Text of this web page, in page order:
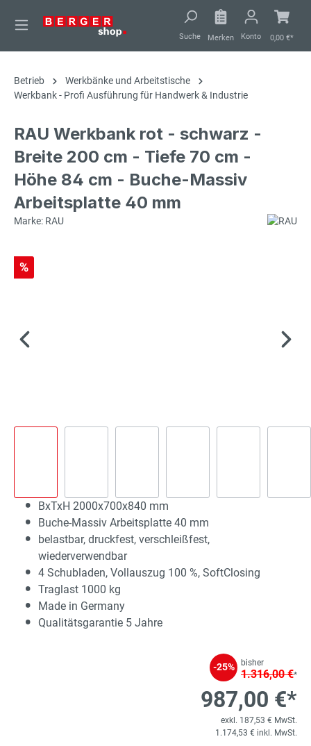
springen
Suche Merken Konto 0,00 €*
Betrieb
Werkbänke und Arbeitstische
Werkbank - Profi Ausführung für Handwerk & Industrie
RAU Werkbank rot - schwarz -
Breite 200 cm - Tiefe 70 cm -
Höhe 84 cm - Buche-Massiv
Arbeitsplatte 40 mm
Marke: RAU
%
BxTxH 2000x700x840 mm
Buche-Massiv Arbeitsplatte 40 mm
belastbar, druckfest, verschleißfest,
wiederverwendbar
4 Schubladen, Vollauszug 100 %, SoftClosing
Traglast 1000 kg
Made in Germany
Qualitätsgarantie 5 Jahre
-25% bisher
1.316,00 €*
987,00 €*
exkl. 187,53 € MwSt.
1.174,53 € inkl. MwSt.